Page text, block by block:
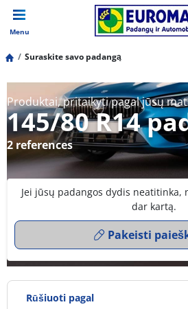
Menu
Suraskite savo padangą
Produktai, pritaikyti pagal jūsų
145/80 R14
2 references
Jei jūsų padangos dydis neatitinka,
dar kartą.
Pakeisti
Rūšiuoti pagal